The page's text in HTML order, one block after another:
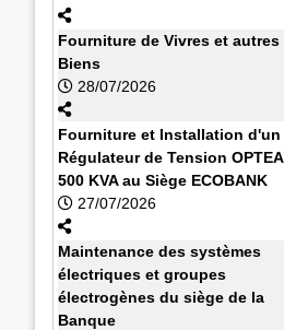
Fourniture de Vivres et autres
Biens
28/07/2026
Fourniture et Installation d'un
Régulateur de Tension OPTEA
500 KVA au Siège ECOBANK
27/07/2026
Maintenance des systèmes
électriques et groupes
électrogènes du siège de la
Banque